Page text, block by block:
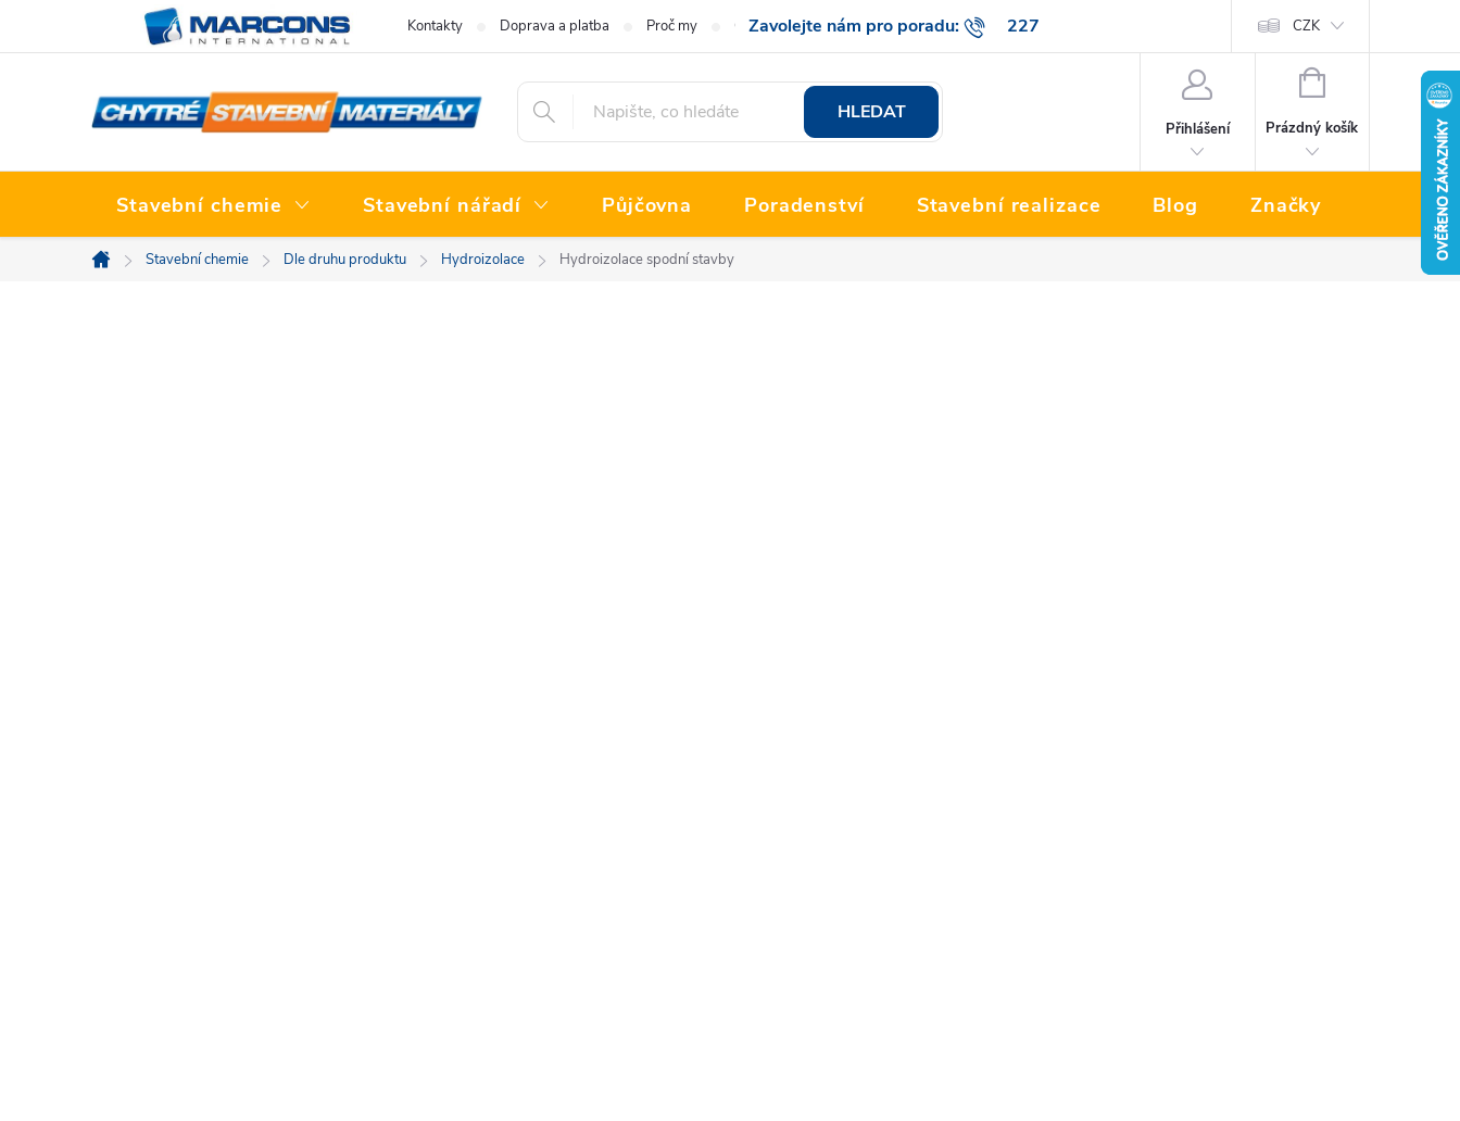
227
777 222
Kontakty Doprava a platba Proč my O nás Hodnocení obchodu Prodávané značky CZK
HLEDAT
Přihlášení
NÁKUPNÍ
Prázdný košík
Stavební chemie Stavební nářadí Půjčovna Poradenství Stavební realizace Blog Značky
Domů
Stavební chemie Dle druhu produktu Hydroizolace Hydroizolace spodní stavby